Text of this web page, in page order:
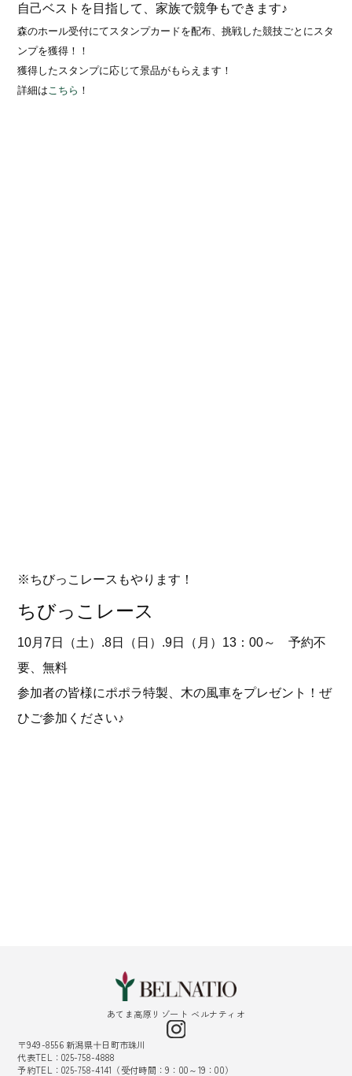
自己ベストを目指して、家族で競争もできます♪
森のホール受付にてスタンプカードを配布、挑戦した競技ごとにスタ
ンプを獲得！！
獲得したスタンプに応じて景品がもらえます！
詳細は こちら ！
※ちびっこレースもやります！
ちびっこレース
10月7日（土）.8日（日）.9日（月）13：00～ 予約不
要、無料
参加者の皆様にポポラ特製、木の風車をプレゼント！ぜ
ひご参加ください♪
あてま高原リゾート ベルナティオ
〒949-8556 新潟県十日町市珠川
代表TEL：025-758-4888
予約TEL：025-758-4141（受付時間：9：00～19：00）